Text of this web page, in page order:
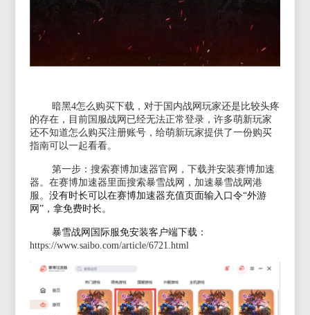
暗黑4怎么购买下载，对于国内战网玩家还是比较头疼
的存在，目前国服战网已经无法正常登录，许多萌新玩家
还不知道怎么购买注册账号，给萌新玩家提供了一份购买
指南可以一起看看。
第一步：搜索赛博加速器官网，下载并安装赛博加速
器。在赛博加速器里面搜索暴雪战网，加速暴雪战网港
服。 没有时长可以在赛博加速器充值页面输入口令“外游
网”，拿免费时长。
暴雪战网国际服免安装客户端下载：
https://www.saibo.com/article/6721.html